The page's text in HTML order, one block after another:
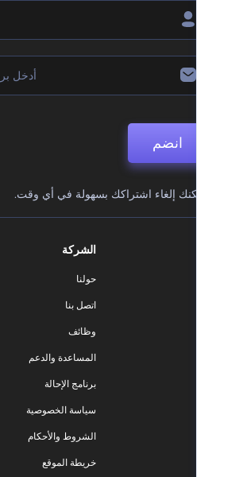
إلغاء اشتراكك بسهولة في أي وقت.
المساعدة والدعم
برنامج الإحالة
سياسة الخصوصية
الشروط والأحكام
خريطة الموقع